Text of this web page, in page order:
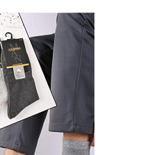
10 шт.